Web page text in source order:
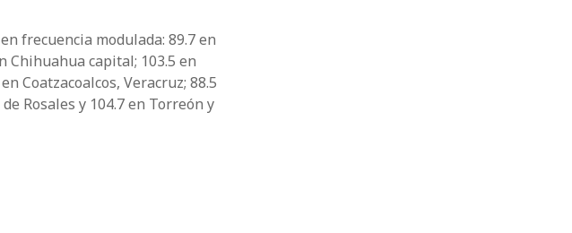
frecuencia modulada: 89.7 en
Chihuahua capital; 103.5 en
Coatzacoalcos, Veracruz; 88.5
Rosales y 104.7 en Torreón y